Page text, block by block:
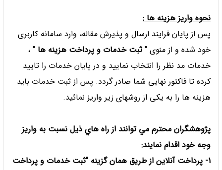
نحوه واريز هزینه ها:
پس از پایان فرایند ارسال و پذیرش مقاله، وارد سامانه کاربری
خود شده و از منوی " ثبت خدمات و پرداخت هزینه ها " ،
خدمات مد نظر را انتخاب نمایید و در پایان خدمات را تایید
کرده تا فاكتور نهایی شما صادر گردد. پس از ثبت خدمات باید
هزینه ها را به یکی از روشهای زیر واریز نمائید.
پژوهشگران محترم مي توانند از راه هاي ذيل نسبت به واريز
وجه خود اقدام نمايند:
1- پرداخت آنلاین از طریق همان گزینه "ثبت خدمات و پرداخت